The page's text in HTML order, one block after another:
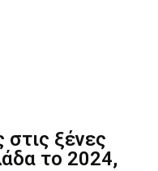
ξένες
το 2024,